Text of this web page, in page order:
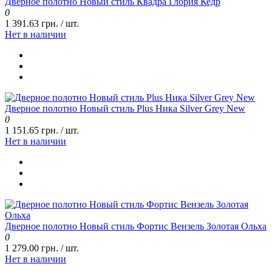
0
1 391.63 грн. / шт.
Нет в наличии
Дверное полотно Новый стиль Plus Ника Silver Grey New
0
1 151.65 грн. / шт.
Нет в наличии
Дверное полотно Новый стиль Фортис Вензель Золотая Ольха
0
1 279.00 грн. / шт.
Нет в наличии